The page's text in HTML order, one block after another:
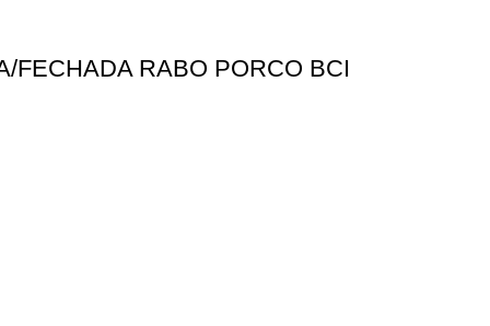
FECHADA RABO PORCO BCI